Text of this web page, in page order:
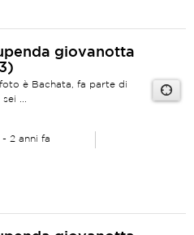
giovanotta
è Bachata, fa parte di
...
- 2 anni fa